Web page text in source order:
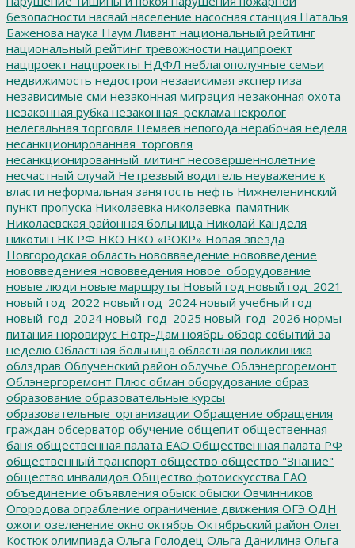
безопасности насвай население насосная станция Наталья
Баженова наука Наум Ливант национальный рейтинг
национальный рейтинг тревожности наципроект
нацпроект нацпроекты НДФЛ неблагополучные семьи
недвижимость недострои независимая экспертиза
независимые сми незаконная миграция незаконная охота
незаконная рубка незаконная_реклама некролог
нелегальная торговля Немаев непогода нерабочая неделя
несанкционированная_торговля
несанкционированный_митинг несовершеннолетние
несчастный случай Нетрезвый водитель неуважение к
власти неформальная занятость нефть Нижнеленинский
пункт пропуска Николаевка николаевка_памятник
Николаевская районная больница Николай Канделя
никотин НК РФ НКО НКО «РОКР» Новая звезда
Новгородская область нововвведение нововведение
нововведениея нововведения новое_оборудование
новые люди новые маршруты Новый год новый год_2021
новый год_2022 новый год_2024 новый учебный год
новый_год_2024 новый_год_2025 новый_год_2026 нормы
питания норовирус Нотр-Дам ноябрь обзор событий за
неделю Областная больница областная поликлиника
облздрав Облученский район облучье Облэнергоремонт
Облэнергоремонт Плюс обман оборудование образ
образование образовательные курсы
образовательные_организации Обращение обращения
граждан обсерватор обучение общепит общественная
баня общественная палата ЕАО Общественная палата РФ
общественный транспорт общество общество "Знание"
общество инвалидов Общество фотоискусства ЕАО
объединение объявления обыск обыски Овчинников
Огородова ограбление ограничение движения ОГЭ ОДН
ожоги озеленение окно октябрь Октябрьский район Олег
Костюк олимпиада Ольга Голодец Ольга Данилина Ольга